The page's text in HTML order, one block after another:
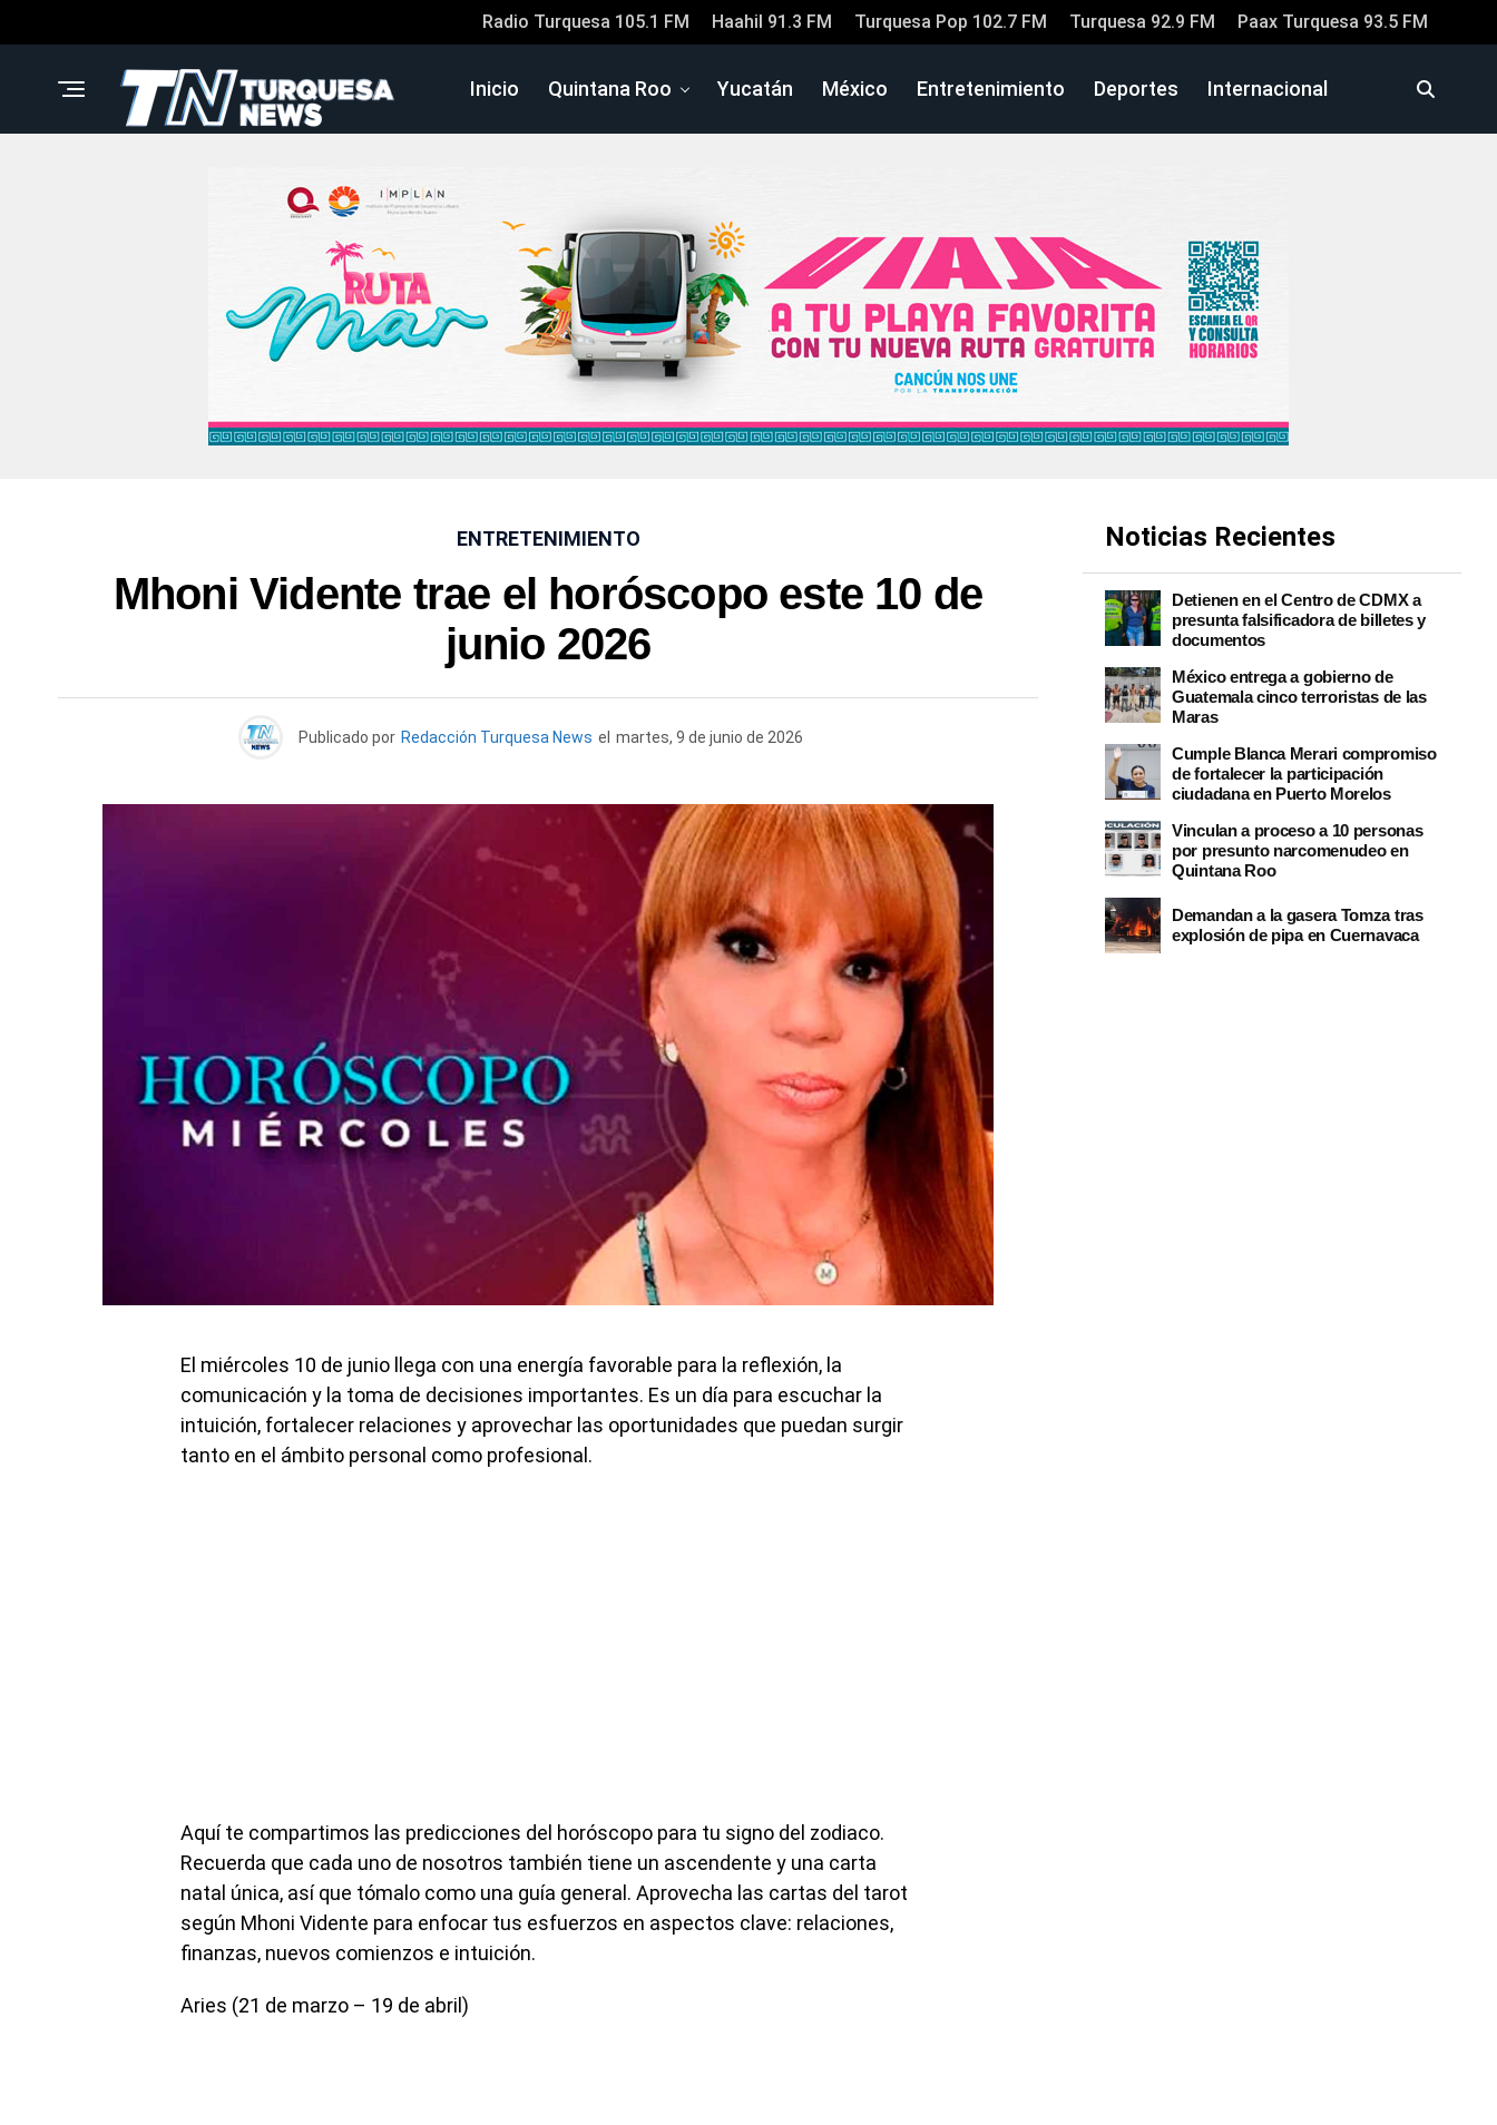
Radio Turquesa 105.1 FM Haahil 91.3 FM Turquesa Pop 102.7 FM Turquesa 92.9 FM Paax Turquesa 93.5 FM
Inicio Quintana Roo Yucatán México Entretenimiento Deportes Internacional
ENTRETENIMIENTO
Mhoni Vidente trae el horóscopo este 10 de
junio 2026
Publicado por Redacción Turquesa News el martes, 9 de junio de 2026
El miércoles 10 de junio llega con una energía favorable para la reflexión, la
comunicación y la toma de decisiones importantes. Es un día para escuchar la
intuición, fortalecer relaciones y aprovechar las oportunidades que puedan surgir
tanto en el ámbito personal como profesional.
Aquí te compartimos las predicciones del horóscopo para tu signo del zodiaco.
Recuerda que cada uno de nosotros también tiene un ascendente y una carta
natal única, así que tómalo como una guía general. Aprovecha las cartas del tarot
según Mhoni Vidente para enfocar tus esfuerzos en aspectos clave: relaciones,
finanzas, nuevos comienzos e intuición.
Aries (21 de marzo – 19 de abril)
Noticias Recientes
Detienen en el Centro de CDMX a
presunta falsificadora de billetes y
documentos
México entrega a gobierno de
Guatemala cinco terroristas de las
Maras
Cumple Blanca Merari compromiso
de fortalecer la participación
ciudadana en Puerto Morelos
Vinculan a proceso a 10 personas
por presunto narcomenudeo en
Quintana Roo
Demandan a la gasera Tomza tras
explosión de pipa en Cuernavaca